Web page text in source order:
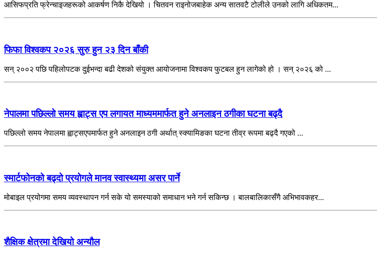
आसिफप्रति फ्रेन्चाइजहरूको आकर्षण निकै देखियो । चितवन राइनोजबाहेक अन्य सातवटै टोलीले उनको लागि अधिकतम...
फिफा विश्वकप २०२६ सुरु हुन २३ दिन बाँकी
सन् २००२ पछि पहिलोपटक दुईभन्दा बढी देशको संयुक्त आयोजनामा विश्वकप फुटबल हुन लागेको हो । सन् २०२६ को ...
नेपालमा पछिल्लो समय ह्वाट्स एप लगायत माध्यममार्फत हुने अनलाइन ठगीका घटना बढ्दै
पछिल्लो समय नेपालमा ह्वाट्सएपमार्फत हुने अनलाइन ठगी अर्थात् स्क्यामिङका घटना तीव्र रूपमा बढ्दै गएको ...
स्मार्टफोनको बढ्दो प्रयोगले मानव स्वास्थ्यमा असर पार्ने
मोबाइल प्रयोगमा समय व्यवस्थापन गर्न सके यो समस्याको समाधान भने गर्न सकिन्छ । बालबालिकासँगै अभिभावकहर...
शैक्षिक क्षेत्रमा देखियो अन्यौल